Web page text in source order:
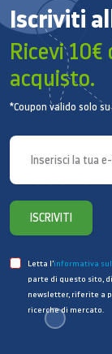
Iscriviti
Ricevi
acquisto.
*Coupon valido solo
ISCRIVITI
Letta l’informativa
parte di questo sito,
newsletter, riferite a
ricerche di mercato.